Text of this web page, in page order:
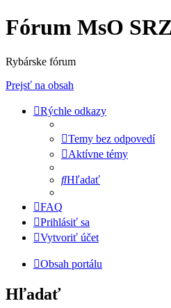
Fórum MsO
Rybárske fórum
Prejsť na obsah
Rýchle odkazy
Temy bez odpovedí
Aktívne témy
Hľadať
FAQ
Prihlásiť sa
Vytvoriť účet
Obsah portálu
Hľadať